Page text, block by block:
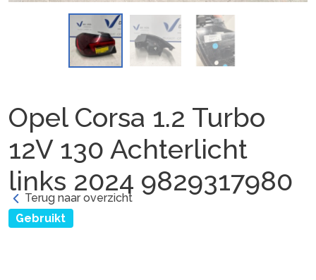
Opel Corsa 1.2 Turbo
12V 130 Achterlicht
links 2024 9829317980
Gebruikt
Terug naar overzicht